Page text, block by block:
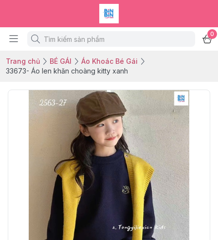
0
Trang chủ BÉ GÁI
Áo Khoác Bé Gái
33673- Áo len khăn choàng kitty xanh